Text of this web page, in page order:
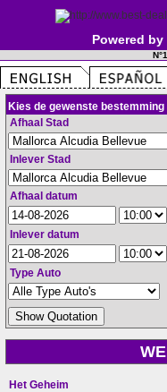
Powered
Kies de gewenste bestemming
Afhaal Stad
Inlever Stad
Afhaal datum
Inlever datum
Type Auto
Het Geheim